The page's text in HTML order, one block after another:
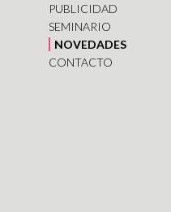
PUBLICIDAD
SEMINARIO
NOVEDADES
CONTACTO